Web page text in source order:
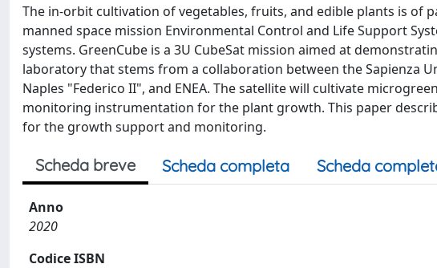
The in-orbit cultivation of vegetables, fruits, and edible plants is
manned space mission Environmental Control and Life Support
systems. GreenCube is a 3U CubeSat mission aimed at
laboratory that stems from a collaboration between the Sapienza
Naples "Federico II", and ENEA. The satellite will cultivate
monitoring instrumentation for the plant growth. This paper
for the growth support and monitoring.
Scheda breve Scheda completa Scheda
Anno
2020
Codice ISBN